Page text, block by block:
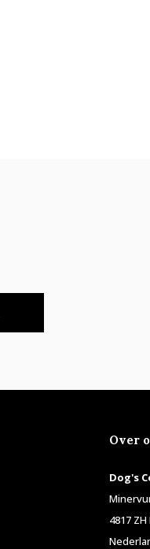
Over
Dog's
4817